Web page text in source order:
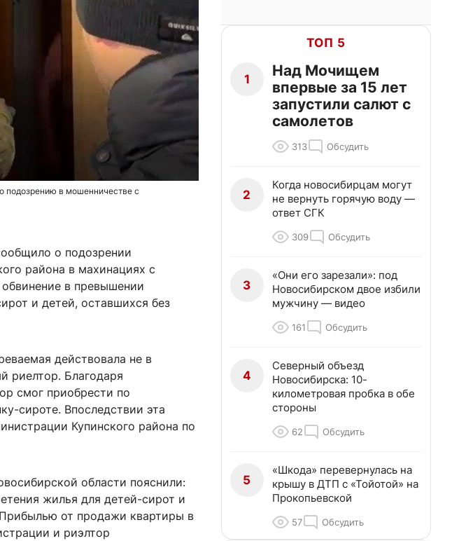
подозрению в мошенничестве с
о подозрении
района в махинациях с
в превышении
и детей, оставшихся без
действовала не в
риелтор. Благодаря
смог приобрести по
сироте. Впоследствии эта
Купинского района по
области пояснили:
жилья для детей-сирот и
от продажи квартиры в
и риэлтор
ТОП 5
1
Над Мочищем
впервые за 15 лет
запустили салют с
самолетов
313 Обсудить
2
Когда новосибирцам могут
не вернуть горячую воду —
ответ СГК
309 Обсудить
3
«Они его зарезали»: под
Новосибирском двое избили
мужчину — видео
161 Обсудить
4
Северный объезд
Новосибирска: 10-
километровая пробка в обе
стороны
62 Обсудить
5
«Шкода» перевернулась на
крышу в ДТП с «Тойотой» на
Прокопьевской
57 Обсудить